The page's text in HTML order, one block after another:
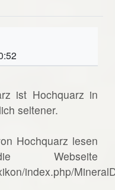
ist Hochquarz in
seltener.
Hochquarz lesen
index.php/